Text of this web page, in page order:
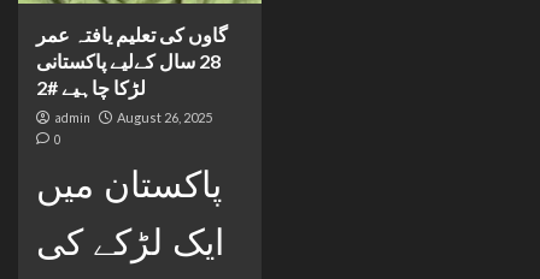
گاوں کی تعلیم یافتہ عمر
28 سال کےلیے پاکستانی
لڑکا چاہیے #2
admin August 26, 2025
0
پاکستان میں
ایک لڑکے کی